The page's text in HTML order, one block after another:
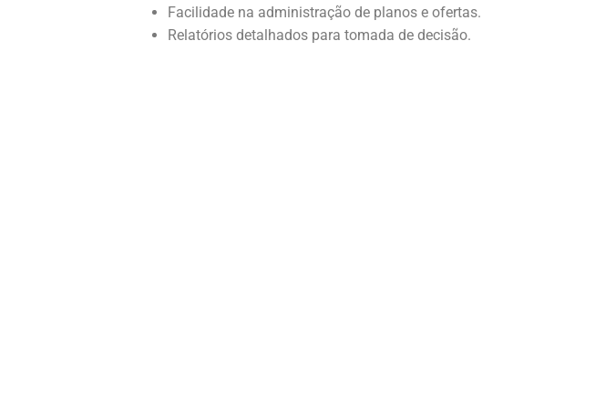
Facilidade na administração de planos e ofertas.
Relatórios detalhados para tomada de decisão.